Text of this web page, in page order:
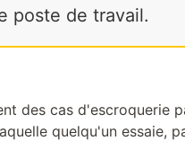
poste de travail.
des cas d'escroquerie
quelqu'un essaie,